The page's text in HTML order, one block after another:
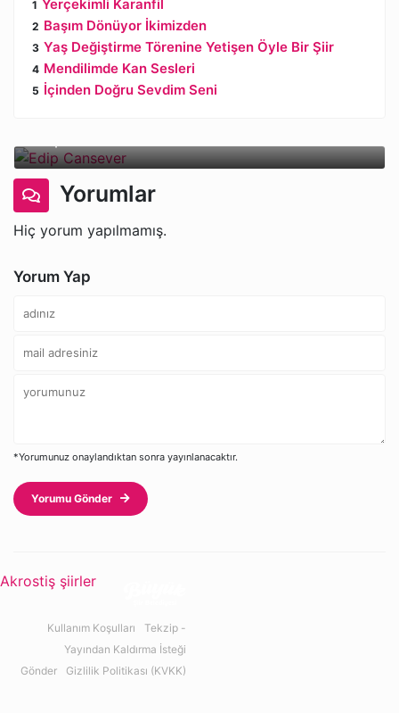
Yerçekimli Karanfil
Başım Dönüyor İkimizden
Yaş Değiştirme Törenine Yetişen Öyle Bir Şiir
Mendilimde Kan Sesleri
İçinden Doğru Sevdim Seni
Yorumlar
Hiç yorum yapılmamış.
Yorum Yap
*Yorumunuz onaylandıktan sonra yayınlanacaktır.
Yorumu Gönder
Akrostiş şiirler
Kullanım Koşulları
Tekzip -
Yayından Kaldırma İsteği
Gönder
Gizlilik Politikası (KVKK)